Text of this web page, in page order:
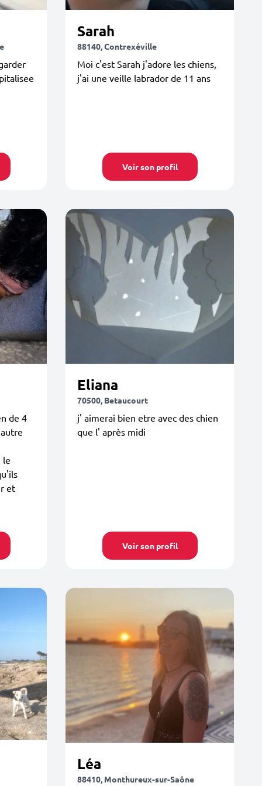
Sarah
88140, Contrexéville
Moi c'est Sarah j'adore les chiens,
j'ai une veille labrador de 11 ans
Voir son profil
de 4
le
et
Eliana
70500, Betaucourt
j' aimerai bien etre avec des chien
que l' après midi
Voir son profil
Léa
88410, Monthureux-sur-Saône